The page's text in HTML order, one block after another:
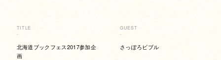
TITLE
-
北海道ブックフェス2017参加企
画
GUEST
-
さっぽろビブル